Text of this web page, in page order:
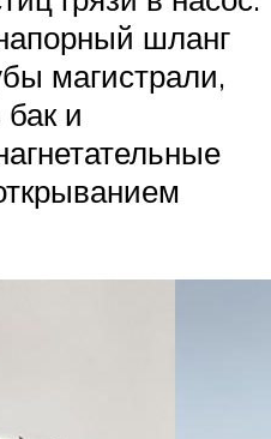
шланг
магистрали,
бак и